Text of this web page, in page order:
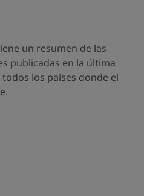
un resumen de las
publicadas en la última
los países donde el